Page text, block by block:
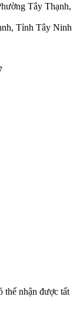
Tây Thạnh,
Tỉnh Tây Ninh
thể nhận được tất